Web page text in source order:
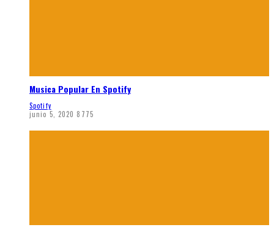
Musica Popular En Spotify
Spotify
junio 5, 2020 8775